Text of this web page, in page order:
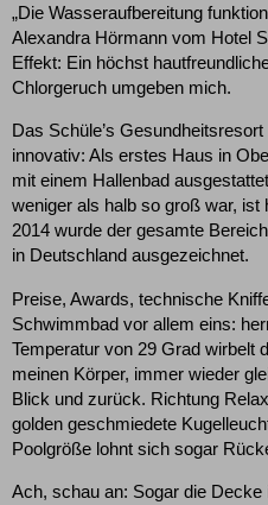
„Die Wasseraufbereitung
Alexandra Hörmann vom Hotel
Effekt: Ein höchst
Chlorgeruch umgeben mich.
Das Schüle’s
innovativ: Als erstes Haus in
mit einem Hallenbad
weniger als halb so groß war, ist
2014 wurde der gesamte
in Deutschland ausgezeichnet.
Preise, Awards, technische
Schwimmbad vor allem eins:
Temperatur von 29 Grad wirbelt
meinen Körper, immer wieder
Blick und zurück. Richtung
golden geschmiedete
Poolgröße lohnt sich sogar
Ach, schau an: Sogar die